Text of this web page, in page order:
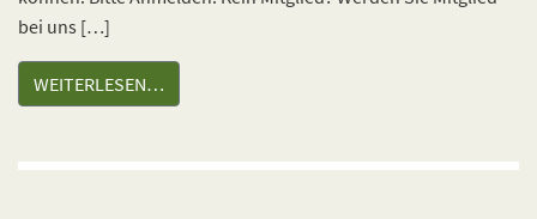
bei uns […]
WEITERLESEN…